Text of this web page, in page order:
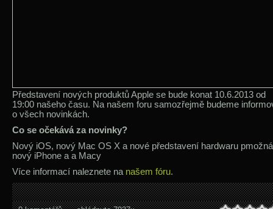
Představení nových produktů Apple se bude konat 10.6.2013 od
19:00 našeho času. Na našem foru samozřejmě budeme
o všech novinkách.
Co se očekává za novinky?
Nový iOS, nový Mac OS X a nové představení hardwaru pmožná
nový iPhone a a Macy
Více informací naleznete na našem fóru.